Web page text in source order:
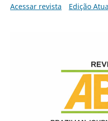
Acessar revista Edição